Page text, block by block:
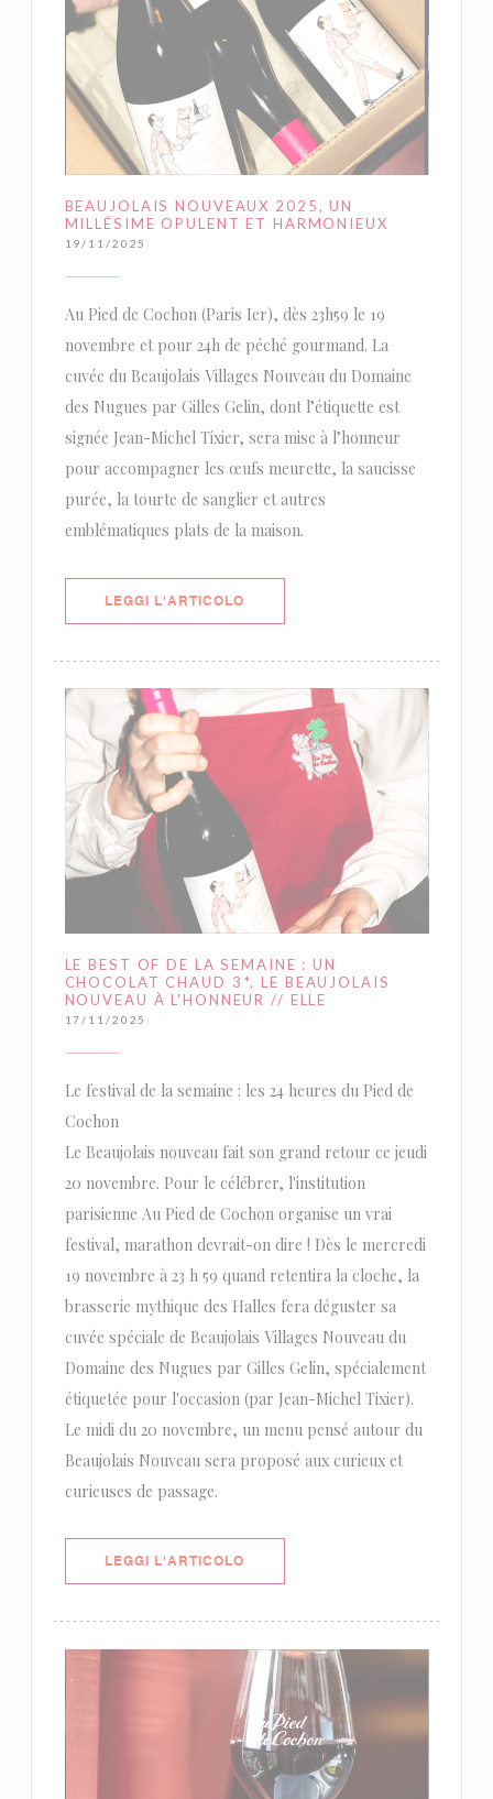
BEAUJOLAIS NOUVEAUX 2025, UN
MILLÉSIME OPULENT ET HARMONIEUX
19/11/2025
Au Pied de Cochon (Paris Ier), dès 23h59 le 19
novembre et pour 24h de péché gourmand. La
cuvée du Beaujolais Villages Nouveau du Domaine
des Nugues par Gilles Gelin, dont l’étiquette est
signée Jean-Michel Tixier, sera mise à l’honneur
pour accompagner les œufs meurette, la saucisse
purée, la tourte de sanglier et autres
emblématiques plats de la maison.
LEGGI L'ARTICOLO
LE BEST OF DE LA SEMAINE : UN
CHOCOLAT CHAUD 3*, LE BEAUJOLAIS
NOUVEAU À L'HONNEUR // ELLE
17/11/2025
Le festival de la semaine : les 24 heures du Pied de
Cochon
Le Beaujolais nouveau fait son grand retour ce jeudi
20 novembre. Pour le célébrer, l'institution
parisienne Au Pied de Cochon organise un vrai
festival, marathon devrait-on dire ! Dès le mercredi
19 novembre à 23 h 59 quand retentira la cloche, la
brasserie mythique des Halles fera déguster sa
cuvée spéciale de Beaujolais Villages Nouveau du
Domaine des Nugues par Gilles Gelin, spécialement
étiquetée pour l'occasion (par Jean-Michel Tixier).
Le midi du 20 novembre, un menu pensé autour du
Beaujolais Nouveau sera proposé aux curieux et
curieuses de passage.
LEGGI L'ARTICOLO